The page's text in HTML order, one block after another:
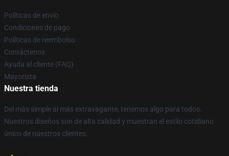
Políticas de envío
Condiciones de pago
Políticas de reembolso
Contáctenos
Ayuda al cliente (FAQ)
Mayorista
Nuestra tienda
Del más simple al más extravagante, tenemos algo para todos.
Nuestros diseños son de alta calidad y muestran el estilo cotidiano
único de nuestros clientes.